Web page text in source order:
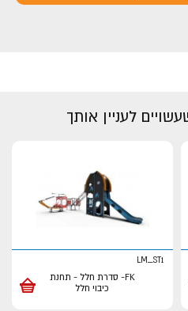
לעניין אותך
LM_ST1
FK- סדרת חלל - תחנת
כיבוי חלל